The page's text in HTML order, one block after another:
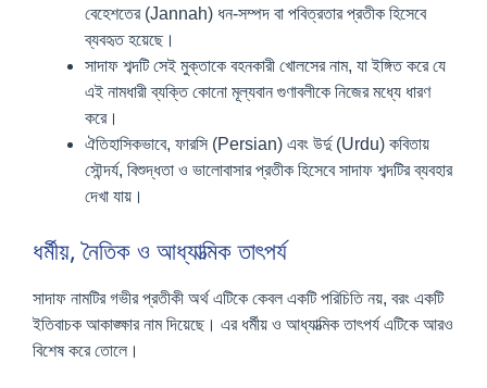
বেহেশতের (Jannah) ধন-সম্পদ বা পবিত্রতার প্রতীক হিসেবে
ব্যবহৃত হয়েছে।
সাদাফ শব্দটি সেই মুক্তাকে বহনকারী খোলসের নাম, যা ইঙ্গিত করে যে
এই নামধারী ব্যক্তি কোনো মূল্যবান গুণাবলীকে নিজের মধ্যে ধারণ
করে।
ঐতিহাসিকভাবে, ফারসি (Persian) এবং উর্দু (Urdu) কবিতায়
সৌন্দর্য, বিশুদ্ধতা ও ভালোবাসার প্রতীক হিসেবে সাদাফ শব্দটির ব্যবহার
দেখা যায়।
ধর্মীয়, নৈতিক ও আধ্যাত্মিক তাৎপর্য
সাদাফ নামটির গভীর প্রতীকী অর্থ এটিকে কেবল একটি পরিচিতি নয়, বরং একটি
ইতিবাচক আকাঙ্ক্ষার নাম দিয়েছে। এর ধর্মীয় ও আধ্যাত্মিক তাৎপর্য এটিকে আরও
বিশেষ করে তোলে।